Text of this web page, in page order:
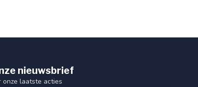
nieuwsbrief
laatste acties